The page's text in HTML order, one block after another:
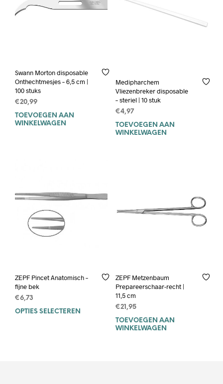
Swann Morton disposable
Onthechtmesjes – 6,5 cm |
100 stuks
€20,99
TOEVOEGEN AAN
WINKELWAGEN
Medipharchem
Vliezenbreker disposable
– steriel | 10 stuk
€4,97
TOEVOEGEN AAN
WINKELWAGEN
ZEPF Pincet Anatomisch –
fijne bek
€6,73
OPTIES SELECTEREN
product
ZEPF Metzenbaum
Prepareerschaar-recht |
11,5 cm
€21,95
TOEVOEGEN AAN
WINKELWAGEN